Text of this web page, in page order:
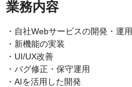
業務内容
・自社Webサービスの開発・運用
・新機能の実装
・UI/UX改善
・バグ修正・保守運用
・AIを活用した開発